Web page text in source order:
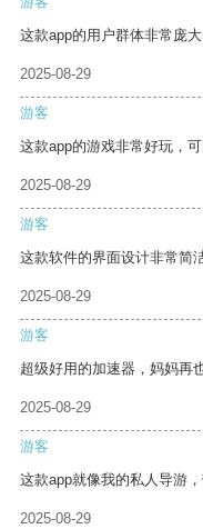
这款app的用户群体非常庞
2025-08-29
游客
这款app的游戏非常好玩，可
2025-08-29
游客
这款软件的界面设计非常简
2025-08-29
游客
超级好用的加速器，妈妈再
2025-08-29
游客
这款app就像我的私人导游
2025-08-29